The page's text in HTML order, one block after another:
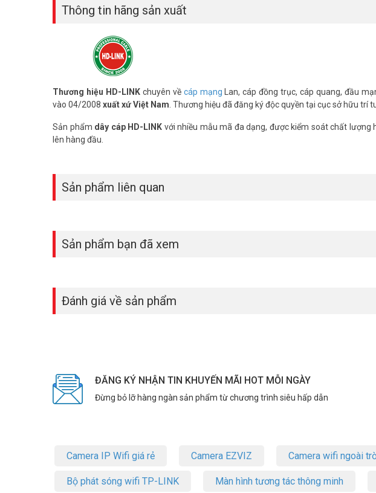
– Google Plus:https://plus.google.com/u/0/+VuhoangTelecom46
Thông tin hãng sản xuất
Thương hiệu HD-LINKchuyên về cáp mạng Lan, cáp đồng trục, cáp quang, đầu
vào 04/2008 xuất xứ Việt Nam . Thương hiệu đã đăng ký độc quyền tại cục sở hữu trí
Sản phẩm dây cáp HD-LINK với nhiều mẫu mã đa dạng, được kiểm soát chất
lên hàng đầu.
Sản phẩm liên quan
Sản phẩm bạn đã xem
Đánh giá về sản phẩm
ĐĂNG KÝ NHẬN TIN KHUYẾN MÃI HOT MỖI NGÀY
Đừng bỏ lỡ hàng ngàn sản phẩm từ chương trình siêu hấp dẫn
Camera IP Wifi giá rẻ Camera EZVIZ Camera wifi ngoài
Bộ phát sóng wifi TP-LINK Màn hình tương tác thông minh